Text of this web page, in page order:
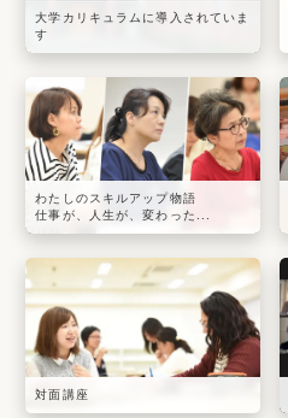
大学カリキュラムに導入されていま
す
わたしのスキルアップ物語
仕事が、人生が、変わった...
対面講座